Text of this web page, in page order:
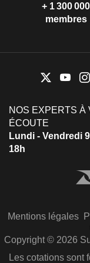
+ 1 300 000
membres
NOS EXPERTS À
ÉCOUTE
Lundi - Vendredi
18h
Mentions légales
Copyright © 2026
Les cotations sont